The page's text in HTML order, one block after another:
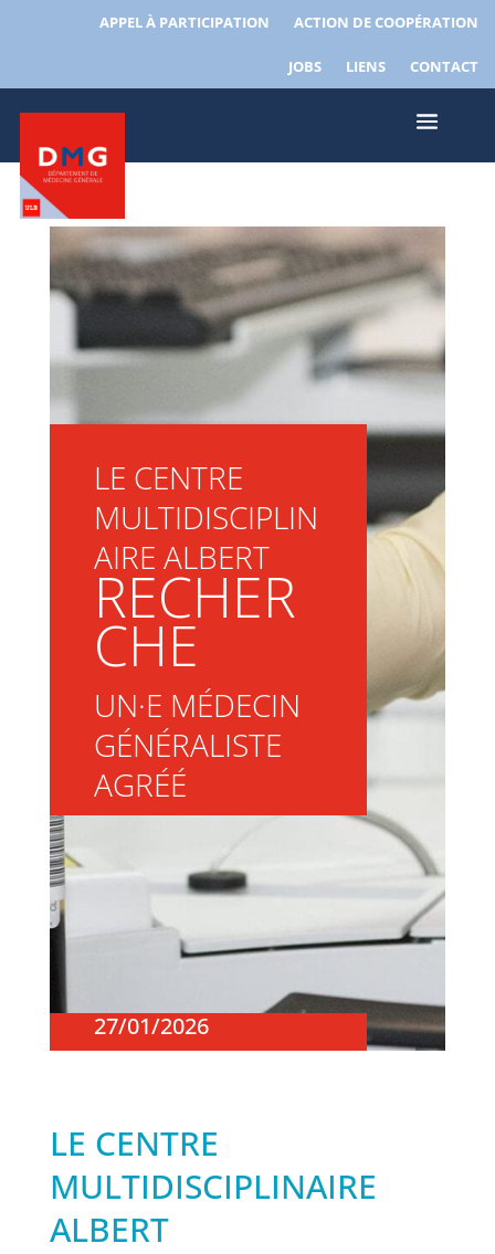
APPEL À PARTICIPATION ACTION DE COOPÉRATION
JOBS LIENS CONTACT
LE CENTRE
MULTIDISCIPLIN
AIRE ALBERT
RECHER
CHE
UN·E MÉDECIN
GÉNÉRALISTE
AGRÉÉ
27/01/2026
LE CENTRE
MULTIDISCIPLINAIRE
ALBERT